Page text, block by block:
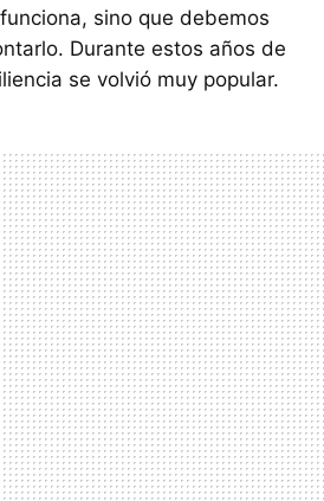
sino que debemos
Durante estos años de
se volvió muy popular.